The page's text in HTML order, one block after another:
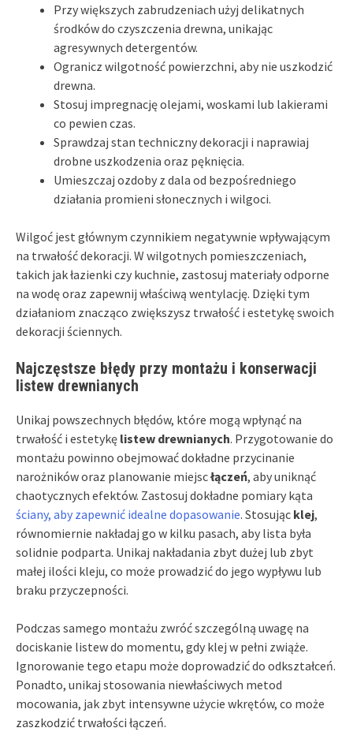
Przy większych zabrudzeniach użyj delikatnych
środków do czyszczenia drewna, unikając
agresywnych detergentów.
Ogranicz wilgotność powierzchni, aby nie uszkodzić
drewna.
Stosuj impregnację olejami, woskami lub lakierami
co pewien czas.
Sprawdzaj stan techniczny dekoracji i naprawiaj
drobne uszkodzenia oraz pęknięcia.
Umieszczaj ozdoby z dala od bezpośredniego
działania promieni słonecznych i wilgoci.
Wilgoć jest głównym czynnikiem negatywnie wpływającym
na trwałość dekoracji. W wilgotnych pomieszczeniach,
takich jak łazienki czy kuchnie, zastosuj materiały odporne
na wodę oraz zapewnij właściwą wentylację. Dzięki tym
działaniom znacząco zwiększysz trwałość i estetykę swoich
dekoracji ściennych.
Najczęstsze błędy przy montażu i konserwacji
listew drewnianych
Unikaj powszechnych błędów, które mogą wpłynąć na
trwałość i estetykę listew drewnianych. Przygotowanie do
montażu powinno obejmować dokładne przycinanie
narożników oraz planowanie miejscłączeń, aby uniknąć
chaotycznych efektów. Zastosuj dokładne pomiary kąta
ściany, aby zapewnić idealne dopasowanie. Stosując klej,
równomiernie nakładaj go w kilku pasach, aby lista była
solidnie podparta. Unikaj nakładania zbyt dużej lub zbyt
małej ilości kleju, co może prowadzić do jego wypływu lub
braku przyczepności.
Podczas samego montażu zwróć szczególną uwagę na
dociskanie listew do momentu, gdy klej w pełni zwiąże.
Ignorowanie tego etapu może doprowadzić do odkształceń.
Ponadto, unikaj stosowania niewłaściwych metod
mocowania, jak zbyt intensywne użycie wkrętów, co może
zaszkodzić trwałości łączeń.